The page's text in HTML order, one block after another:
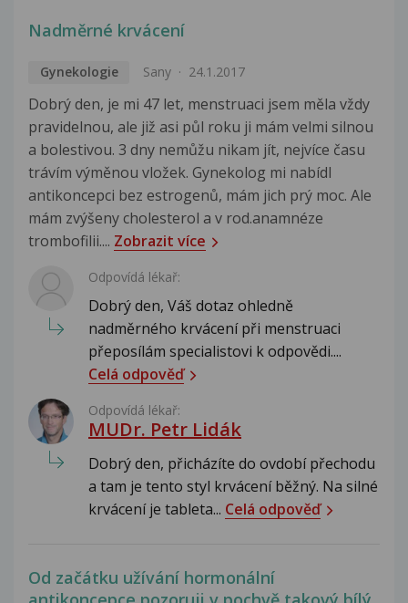
Nadměrné krvácení
Gynekologie Sany 24.1.2017
Dobrý den, je mi 47 let, menstruaci jsem měla vždy
pravidelnou, ale již asi půl roku ji mám velmi silnou
a bolestivou. 3 dny nemůžu nikam jít, nejvíce času
trávím výměnou vložek. Gynekolog mi nabídl
antikoncepci bez estrogenů, mám jich prý moc. Ale
mám zvýšeny cholesterol a v rod.anamnéze
trombofilii.... Zobrazit více
Odpovídá lékař:
Dobrý den, Váš dotaz ohledně
nadměrného krvácení při menstruaci
přeposílám specialistovi k odpovědi....
Celá odpověď
Odpovídá lékař:
MUDr. Petr Lidák
Dobrý den, přicházíte do ovdobí přechodu
a tam je tento styl krvácení běžný. Na silné
krvácení je tableta... Celá odpověď
Od začátku užívání hormonální